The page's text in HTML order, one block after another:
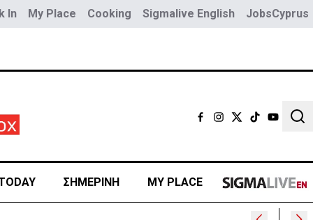
In My Place Cooking Sigmalive English JobsCyprus
ΣΗΜΕΡΙΝΗ MY PLACE